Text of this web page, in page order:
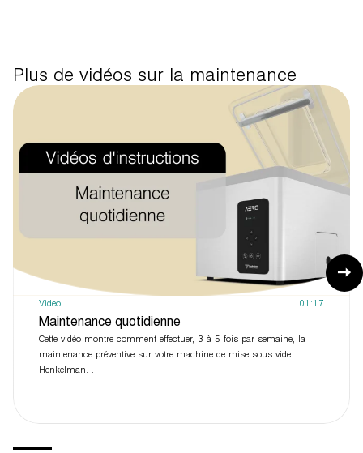
Plus de vidéos sur la maintenance
Video 01:17
Maintenance quotidienne
Cette vidéo montre comment effectuer, 3 à 5 fois par semaine, la
maintenance préventive sur votre machine de mise sous vide
Henkelman. .